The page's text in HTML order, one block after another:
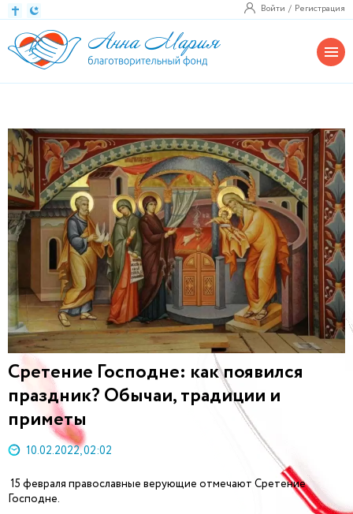
Войти Регистрация
Сретение Господне: как появился
праздник? Обычаи, традиции и
приметы
10.02.2022, 02:02
15 февраля православные верующие отмечают Сретение
Господне.